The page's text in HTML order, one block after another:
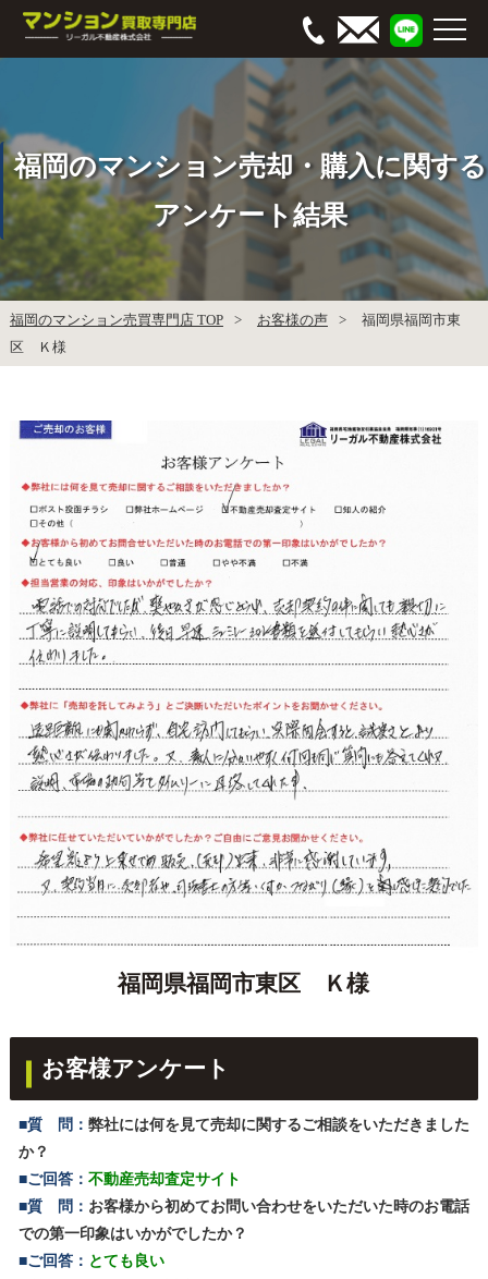
福岡のマンション売却・購入に関する
アンケート結果
福岡のマンション売買専門店 TOP お客様の声
福岡県福岡市東
区 Ｋ様
福岡県福岡市東区 Ｋ様
お客様アンケート
■質 問： 弊社には何を見て売却に関するご相談をいただきました
か？
■ご回答： 不動産売却査定サイト
■質 問： お客様から初めてお問い合わせをいただいた時のお電話
での第一印象はいかがでしたか？
■ご回答： とても良い